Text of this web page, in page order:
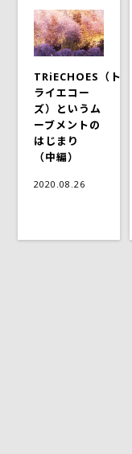
TRiECHOES（ト
ライエコー
ズ）というム
ーブメントの
はじまり
（中編）
2020.08.26